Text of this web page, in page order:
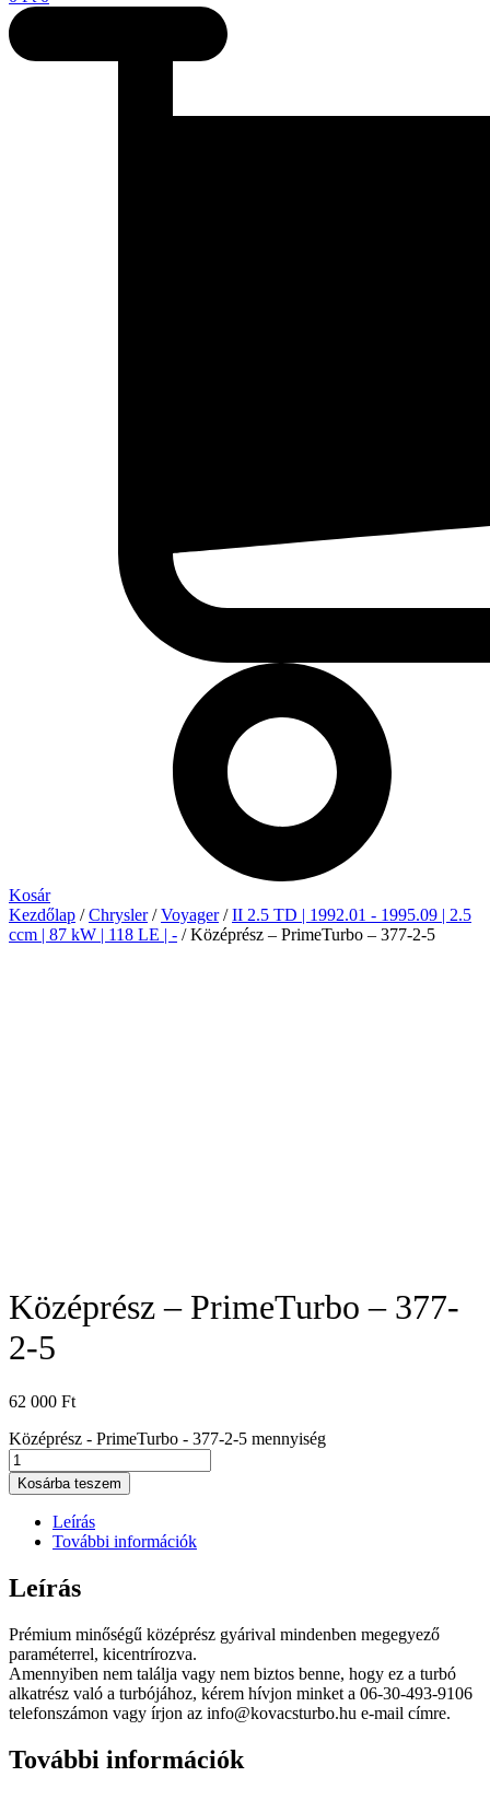
Kosár
Kezdőlap /Chrysler/Voyager/II 2.5 TD | 1992.01 - 1995.09 | 2.5
ccm | 87 kW | 118 LE | - / Középrész – PrimeTurbo – 377-2-5
Középrész – PrimeTurbo – 377-
2-5
62 000 Ft
Középrész - PrimeTurbo - 377-2-5 mennyiség
Kosárba teszem
Leírás
További információk
Leírás
Prémium minőségű középrész gyárival mindenben megegyező
paraméterrel, kicentrírozva.
Amennyiben nem találja vagy nem biztos benne, hogy ez a turbó
alkatrész való a turbójához, kérem hívjon minket a 06-30-493-9106
telefonszámon vagy írjon az info@kovacsturbo.hu e-mail címre.
További információk